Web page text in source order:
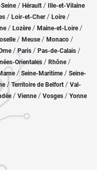
/ Hérault / Ille-et-Vilaine
/ Loir-et-Cher/ Loire/
/ Lozère / Maine-et-Loire/
/ Meuse/ Monaco /
/Paris / Pas-de-Calais /
Orientales / Rhône/
/ Seine-Maritime/ Seine-
/Territoire de Belfort / Val-
/ Vienne/ Vosges / Yonne